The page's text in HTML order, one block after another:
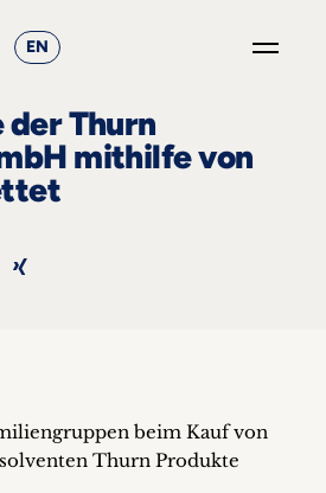
EN
Thurn
mithilfe von
beim Kauf von
Thurn Produkte